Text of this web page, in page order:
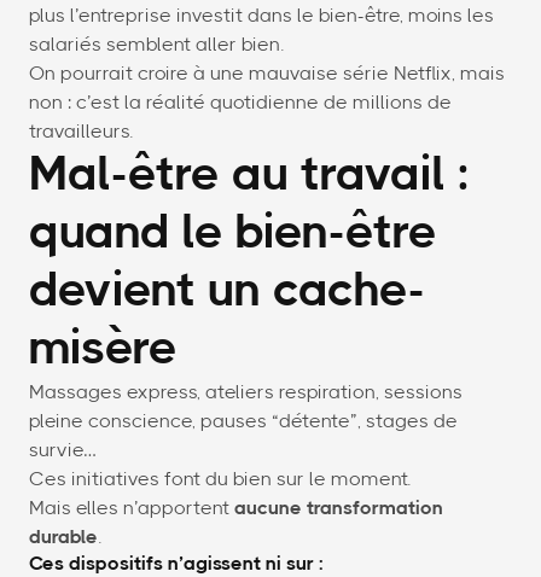
plus l’entreprise investit dans le bien-être, moins les
salariés semblent aller bien.
On pourrait croire à une mauvaise série Netflix, mais
non : c’est la réalité quotidienne de millions de
travailleurs.
Mal-être au travail :
quand le bien-être
devient un cache-
misère
Massages express, ateliers respiration, sessions
pleine conscience, pauses “détente”, stages de
survie…
Ces initiatives font du bien sur le moment.
Mais elles n’apportent aucune transformation
durable.
Ces dispositifs n’agissent ni sur :